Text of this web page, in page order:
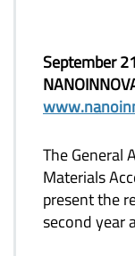
September
The General
Materials
present the
second year